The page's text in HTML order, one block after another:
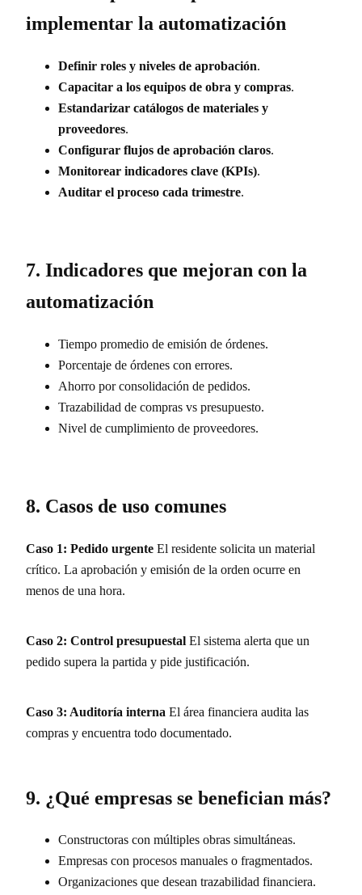
implementar la automatización
Definir roles y niveles de aprobación.
Capacitar a los equipos de obra y compras.
Estandarizar catálogos de materiales y
proveedores.
Configurar flujos de aprobación claros.
Monitorear indicadores clave (KPIs).
Auditar el proceso cada trimestre.
7. Indicadores que mejoran con la
automatización
Tiempo promedio de emisión de órdenes.
Porcentaje de órdenes con errores.
Ahorro por consolidación de pedidos.
Trazabilidad de compras vs presupuesto.
Nivel de cumplimiento de proveedores.
8. Casos de uso comunes
Caso 1: Pedido urgente El residente solicita un material
crítico. La aprobación y emisión de la orden ocurre en
menos de una hora.
Caso 2: Control presupuestal El sistema alerta que un
pedido supera la partida y pide justificación.
Caso 3: Auditoría interna El área financiera audita las
compras y encuentra todo documentado.
9. ¿Qué empresas se benefician más?
Constructoras con múltiples obras simultáneas.
Empresas con procesos manuales o fragmentados.
Organizaciones que desean trazabilidad financiera.